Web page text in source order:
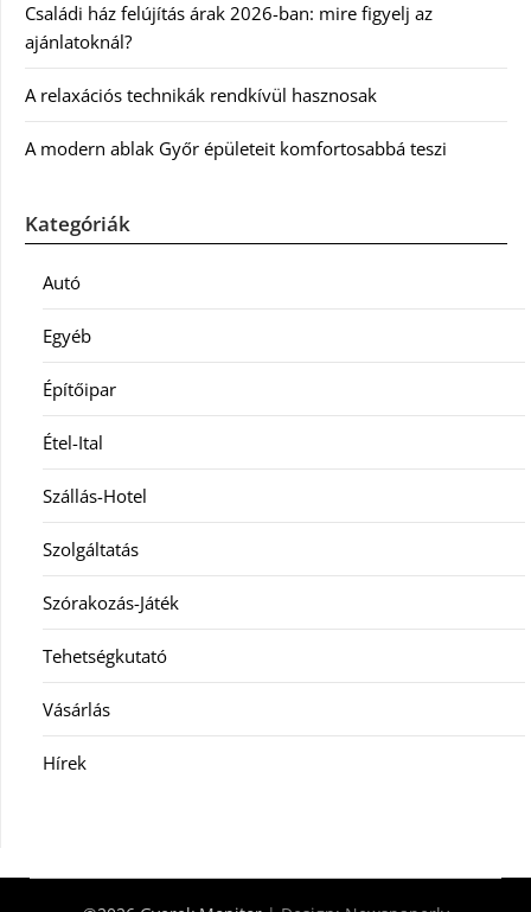
Családi ház felújítás árak 2026-ban: mire figyelj az
ajánlatoknál?
A relaxációs technikák rendkívül hasznosak
A modern ablak Győr épületeit komfortosabbá teszi
Kategóriák
Autó
Egyéb
Építőipar
Étel-Ital
Szállás-Hotel
Szolgáltatás
Szórakozás-Játék
Tehetségkutató
Vásárlás
Hírek